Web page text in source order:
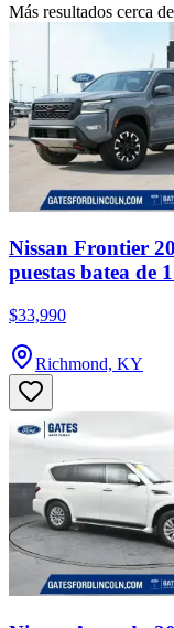
Más resultados cerca
Nissan Frontier
puestas batea de
$33,990
Richmond, KY